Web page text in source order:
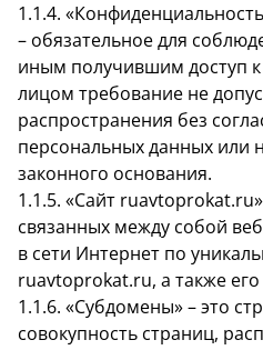
1.1.4.
– обязательное для
иным получившим доступ
лицом требование не
распространения без
персональных данных или
законного основания.
1.1.5. «Сайт
связанных между собой
в сети Интернет по
ruavtoprokat.ru, а также
1.1.6. «Субдомены» – это
совокупность страниц,